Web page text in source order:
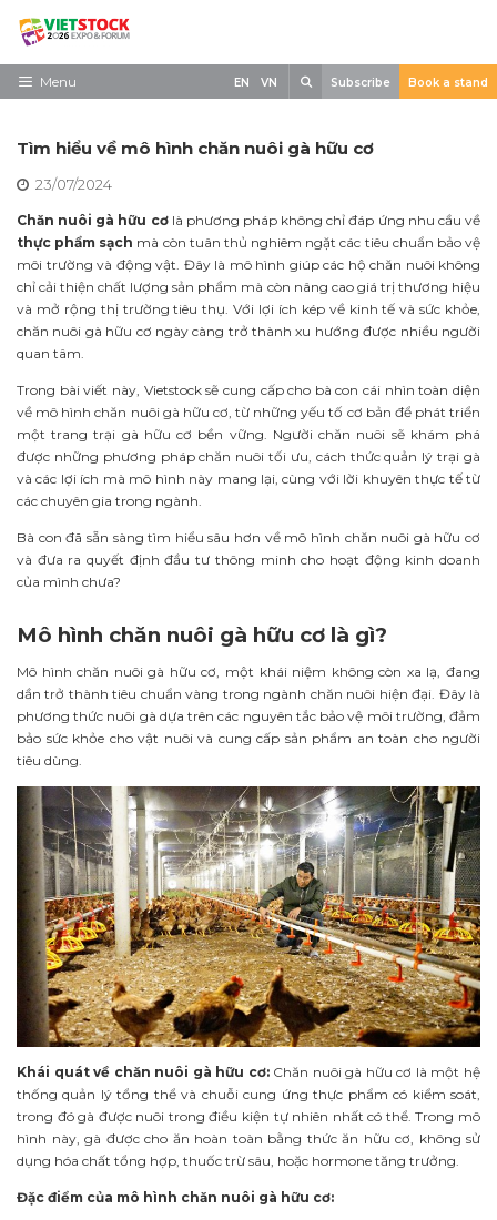
Skip
contentMenu
Tham Quan
Tin tức
Liên Hệ
EN VN Subscribe Book a stand
Tìm hiểu về mô hình chăn nuôi gà hữu cơ
23/07/2024
Chăn nuôi gà hữu cơlà phương pháp không chỉ đáp ứng nhu cầu về
thực phẩm sạch mà còn tuân thủ nghiêm ngặt các tiêu chuẩn bảo vệ
môi trường và động vật. Đây là mô hình giúp các hộ chăn nuôi không
chỉ cải thiện chất lượng sản phẩm mà còn nâng cao giá trị thương hiệu
và mở rộng thị trường tiêu thụ. Với lợi ích kép về kinh tế và sức khỏe,
chăn nuôi gà hữu cơ ngày càng trở thành xu hướng được nhiều người
quan tâm.
Trong bài viết này, Vietstock sẽ cung cấp cho bà con cái nhìn toàn diện
về mô hình chăn nuôi gà hữu cơ, từ những yếu tố cơ bản để phát triển
một trang trại gà hữu cơ bền vững. Người chăn nuôi sẽ khám phá
được những phương pháp chăn nuôi tối ưu, cách thức quản lý trại gà
và các lợi ích mà mô hình này mang lại, cùng với lời khuyên thực tế từ
các chuyên gia trong ngành.
Bà con đã sẵn sàng tìm hiểu sâu hơn về mô hình chăn nuôi gà hữu cơ
và đưa ra quyết định đầu tư thông minh cho hoạt động kinh doanh
của mình chưa?
Mô hình chăn nuôi gà hữu cơ là gì?
Mô hình chăn nuôi gà hữu cơ, một khái niệm không còn xa lạ, đang
dần trở thành tiêu chuẩn vàng trong ngành chăn nuôi hiện đại. Đây là
phương thức nuôi gà dựa trên các nguyên tắc bảo vệ môi trường, đảm
bảo sức khỏe cho vật nuôi và cung cấp sản phẩm an toàn cho người
tiêu dùng.
Khái quát về chăn nuôi gà hữu cơ:Chăn nuôi gà hữu cơ là một hệ
thống quản lý tổng thể và chuỗi cung ứng thực phẩm có kiểm soát,
trong đó gà được nuôi trong điều kiện tự nhiên nhất có thể. Trong mô
hình này, gà được cho ăn hoàn toàn bằng thức ăn hữu cơ, không sử
dụng hóa chất tổng hợp, thuốc trừ sâu, hoặc hormone tăng trưởng.
Đặc điểm của mô hình chăn nuôi gà hữu cơ: